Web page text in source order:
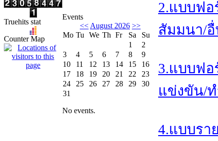
Truehits stat
Counter Map
Events
<< August 2026 >>
Mo Tu We Th Fr Sa
Su
1
2
3
4 5 6 7 8
9
10
11 12 13 14 15
16
17
18 19 20 21 22
23
24
25 26 27 28 29
30
31
No events.
2.แบบฟ
สัมมนา/
3.แบบฟอ
แข่งขัน/
4.แบบรา